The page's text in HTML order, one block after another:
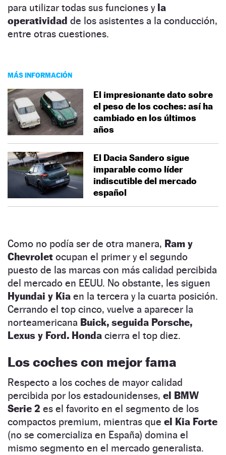
para utilizar todas sus funciones y la
operatividad de los asistentes a la conducción,
entre otras cuestiones.
MÁS INFORMACIÓN
El impresionante dato sobre
el peso de los coches: así ha
cambiado en los últimos
años
El Dacia Sandero sigue
imparable como líder
indiscutible del mercado
español
Como no podía ser de otra manera, Ram y
Chevrolet ocupan el primer y el segundo
puesto de las marcas con más calidad percibida
del mercado en EEUU. No obstante, les siguen
Hyundai y Kia en la tercera y la cuarta posición.
Cerrando el top cinco, vuelve a aparecer la
norteamericana Buick, seguida Porsche,
Lexus y Ford. Honda cierra el top diez.
Los coches con mejor fama
Respecto a los coches de mayor calidad
percibida por los estadounidenses, el BMW
Serie 2 es el favorito en el segmento de los
compactos premium, mientras que el Kia Forte
(no se comercializa en España) domina el
mismo segmento en el mercado generalista.